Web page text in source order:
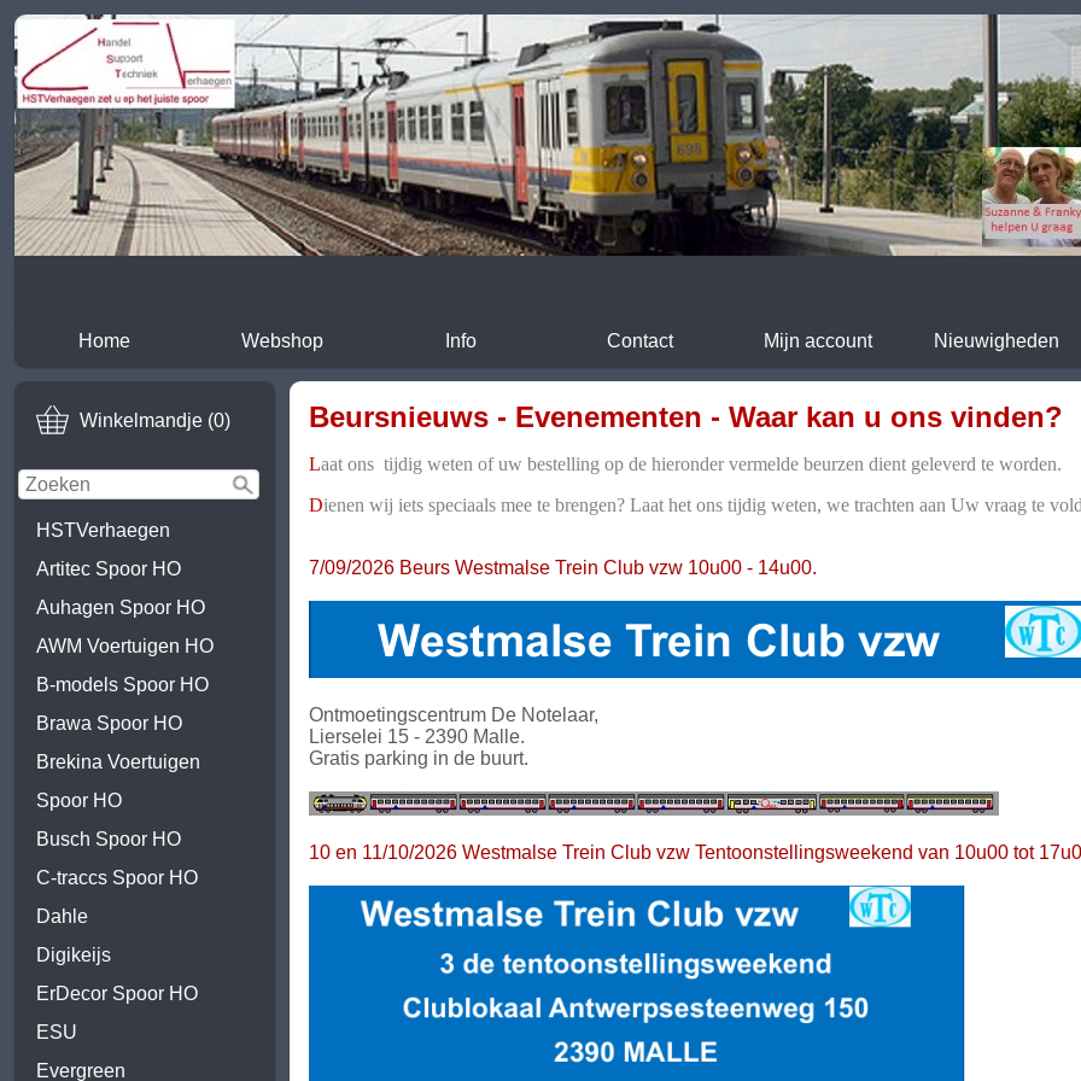
Home Webshop Info Contact Mijn account Nieuwigheden
Winkelmandje (0)
HSTVerhaegen
Artitec Spoor HO
Auhagen Spoor HO
AWM Voertuigen HO
B-models Spoor HO
Brawa Spoor HO
Brekina Voertuigen
Spoor HO
Busch Spoor HO
C-traccs Spoor HO
Dahle
Digikeijs
ErDecor Spoor HO
ESU
Evergreen
Beursnieuws - Evenementen - Waar kan u ons vinden?
Laat ons tijdig weten of uw bestelling op de hieronder vermelde beurzen dient geleverd te worden.
Dienen wij iets speciaals mee te brengen? Laat het ons tijdig weten, we trachten aan Uw vraag te
7/09/2026 Beurs Westmalse Trein Club vzw 10u00 - 14u00.
Ontmoetingscentrum De Notelaar,
Lierselei 15 - 2390 Malle.
Gratis parking in de buurt.
10 en 11/10/2026 Westmalse Trein Club vzw Tentoonstellingsweekend van 10u00 tot